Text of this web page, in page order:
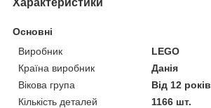
Основні
Виробник
LEGO
Країна виробник
Данія
Вікова група
Від 12 років
Кількість деталей
1166 шт.